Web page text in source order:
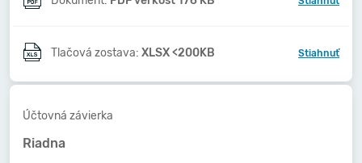
Tlačová zostava: XLSX <200KB Stiahnuť
Účtovná závierka
Riadna